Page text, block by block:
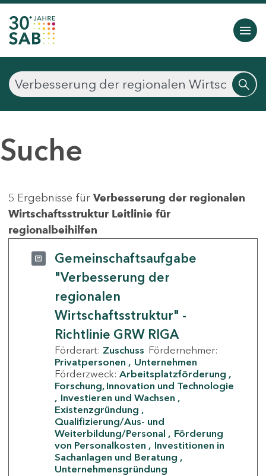
Suche
5 Ergebnisse für Verbesserung der regionalen
Wirtschaftsstruktur Leitlinie für
regionalbeihilfen
Gemeinschaftsaufgabe
"Verbesserung der
regionalen
Wirtschaftsstruktur" -
Richtlinie GRW RIGA
Förderart: Zuschuss Fördernehmer:
Privatpersonen
Unternehmen
Förderzweck: Arbeitsplatzförderung
Forschung, Innovation und Technologie
Investieren und Wachsen
Existenzgründung
Qualifizierung/Aus- und
Weiterbildung/Personal
Förderung
von Personalkosten
Investitionen in
Sachanlagen und Beratung
Unternehmensgründung